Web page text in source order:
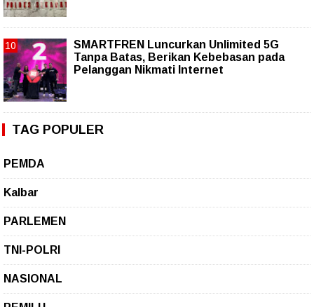
SMARTFREN Luncurkan Unlimited 5G
Tanpa Batas, Berikan Kebebasan pada
Pelanggan Nikmati Internet
TAG POPULER
PEMDA
Kalbar
PARLEMEN
TNI-POLRI
NASIONAL